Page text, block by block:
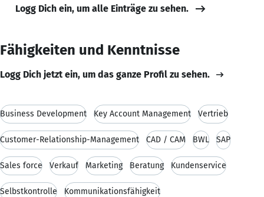
Logg Dich ein, um alle Einträge zu sehen.
Fähigkeiten und Kenntnisse
Logg Dich jetzt ein, um das ganze Profil zu sehen.
Business Development Key Account Management Vertrieb
Customer-Relationship-Management CAD / CAM BWL SAP
Sales force Verkauf Marketing Beratung Kundenservice
Selbstkontrolle Kommunikationsfähigkeit